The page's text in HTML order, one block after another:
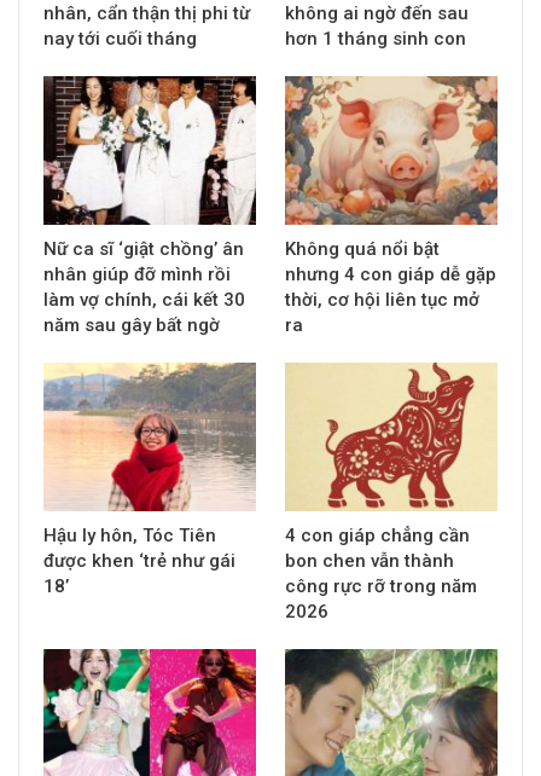
nhân, cẩn thận thị phi từ
nay tới cuối tháng
không ai ngờ đến sau
hơn 1 tháng sinh con
Nữ ca sĩ ‘giật chồng’ ân
nhân giúp đỡ mình rồi
làm vợ chính, cái kết 30
năm sau gây bất ngờ
Không quá nổi bật
nhưng 4 con giáp dễ gặp
thời, cơ hội liên tục mở
ra
Hậu ly hôn, Tóc Tiên
được khen ‘trẻ như gái
18’
4 con giáp chẳng cần
bon chen vẫn thành
công rực rỡ trong năm
2026